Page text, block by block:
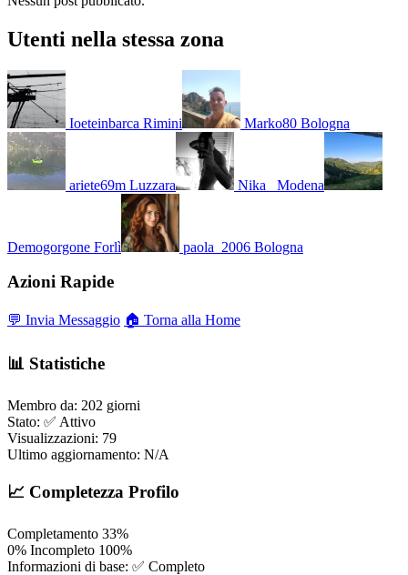
Utenti nella stessa zona
Ioeteinbarca Rimini Marko80 Bologna
ariete69m Luzzara Nika_ Modena
Demogorgone Forlì paola_2006 Bologna
Azioni Rapide
💬 Invia Messaggio 🏠 Torna alla Home
📊 Statistiche
Membro da: 202 giorni
Stato: ✅ Attivo
Visualizzazioni: 79
Ultimo aggiornamento: N/A
📈 Completezza Profilo
Completamento 33%
0% Incompleto 100%
Informazioni di base: ✅ Completo